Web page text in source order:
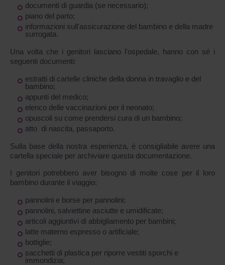
documenti di guardia (se necessario);
piano del parto;
informazioni sull'assicurazione del bambino e della madre
surrogata.
Una volta che i genitori lasciano l'ospedale, hanno con sé i
seguenti documenti:
estratti di cartelle cliniche della donna in travaglio e del
bambino;
appunti del medico;
elenco delle vaccinazioni per il neonato;
opuscoli su come prendersi cura di un bambino;
atto di nascita, passaporto.
Sulla base della nostra esperienza, è consigliabile avere una
cartella speciale per archiviare questa documentazione.
I genitori potrebbero aver bisogno di molte cose per il loro
bambino durante il viaggio:
pannolini e borse per pannolini;
pannolini, salviettine asciutte e umidificate;
articoli aggiuntivi di abbigliamento per bambini;
latte materno espresso o artificiale;
bottiglie;
sacchetti di plastica per riporre vestiti sporchi e
immondizia;